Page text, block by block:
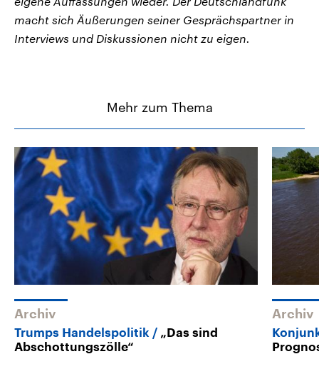
macht sich Äußerungen seiner Gesprächspartner in
Interviews und Diskussionen nicht zu eigen.
Mehr zum Thema
Archiv
Trumps Handelspolitik
„Das sind
Abschottungszölle“
Archiv